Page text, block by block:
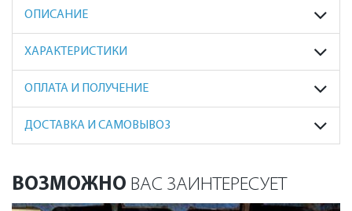
ОПИСАНИЕ
ХАРАКТЕРИСТИКИ
ОПЛАТА И ПОЛУЧЕНИЕ
ДОСТАВКА И САМОВЫВОЗ
ВОЗМОЖНО ВАС ЗАИНТЕРЕСУЕТ